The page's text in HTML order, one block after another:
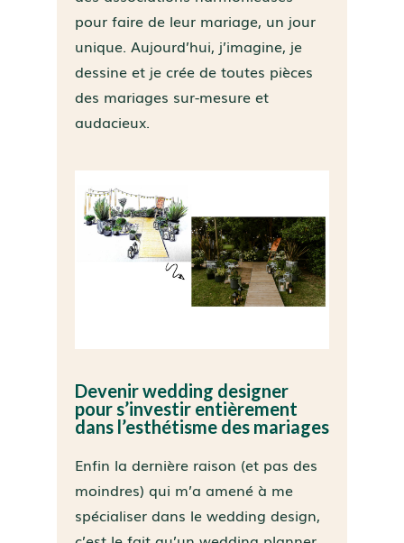
pour faire de leur mariage, un jour
unique. Aujourd’hui, j’imagine, je
dessine et je crée de toutes pièces
des mariages sur-mesure et
audacieux.
Devenir wedding designer
pour s’investir entièrement
dans l’esthétisme des mariages
Enfin la dernière raison (et pas des
moindres) qui m’a amené à me
spécialiser dans le wedding design,